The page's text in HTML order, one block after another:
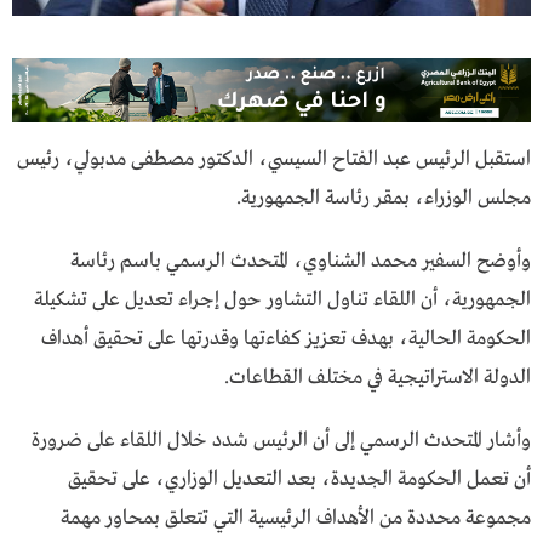
استقبل الرئيس عبد الفتاح السيسي، الدكتور مصطفى مدبولي، رئيس
مجلس الوزراء، بمقر رئاسة الجمهورية.
وأوضح السفير محمد الشناوي، المتحدث الرسمي باسم رئاسة
الجمهورية، أن اللقاء تناول التشاور حول إجراء تعديل على تشكيلة
الحكومة الحالية، بهدف تعزيز كفاءتها وقدرتها على تحقيق أهداف
الدولة الاستراتيجية في مختلف القطاعات.
وأشار المتحدث الرسمي إلى أن الرئيس شدد خلال اللقاء على ضرورة
أن تعمل الحكومة الجديدة، بعد التعديل الوزاري، على تحقيق
مجموعة محددة من الأهداف الرئيسية التي تتعلق بمحاور مهمة